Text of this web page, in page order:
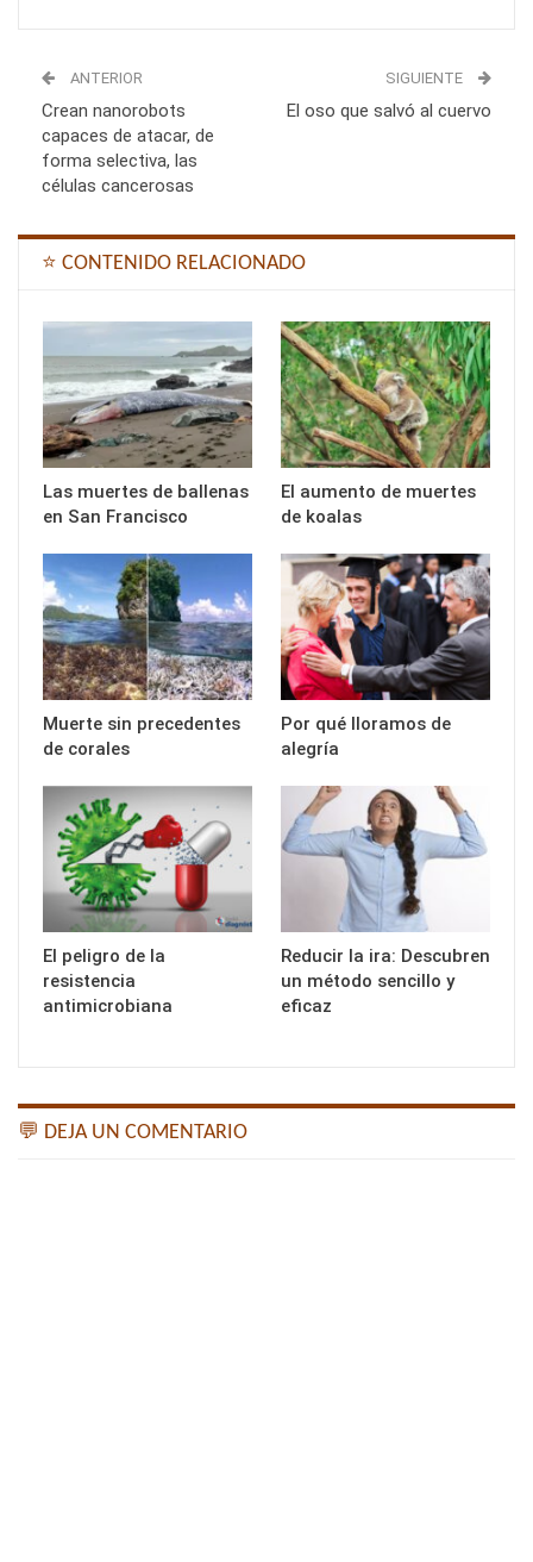
ANTERIOR
Crean nanorobots
capaces de atacar, de
forma selectiva, las
células cancerosas
SIGUIENTE
El oso que salvó al cuervo
⭐ CONTENIDO RELACIONADO
Las muertes de ballenas
en San Francisco
El aumento de muertes
de koalas
Muerte sin precedentes
de corales
Por qué lloramos de
alegría
El peligro de la
resistencia
antimicrobiana
Reducir la ira: Descubren
un método sencillo y
eficaz
💬 DEJA UN COMENTARIO